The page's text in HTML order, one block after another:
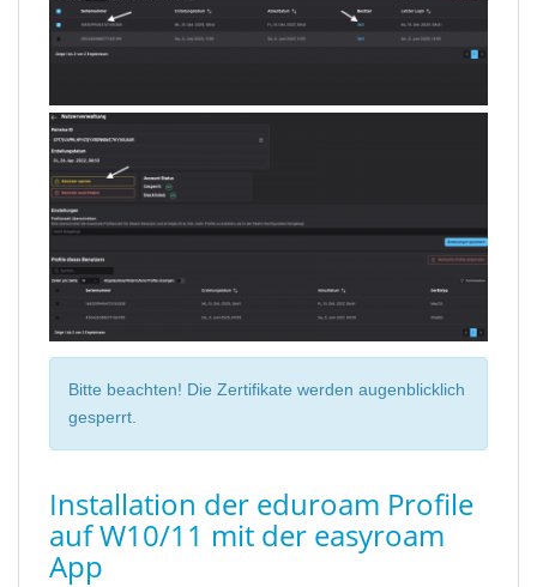
Bitte beachten! Die Zertifikate werden augenblicklich
gesperrt.
Installation der eduroam Profile
auf W10/11 mit der easyroam
App